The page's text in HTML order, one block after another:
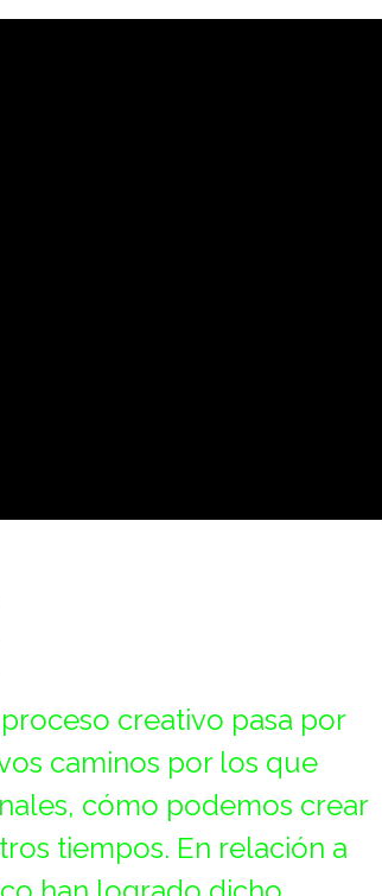
creativo pasa por
caminos por los que
cómo podemos crear
tiempos. En relación a